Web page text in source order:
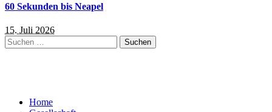
60 Sekunden bis Neapel
15. Juli 2026
Suchen
nach:
Home